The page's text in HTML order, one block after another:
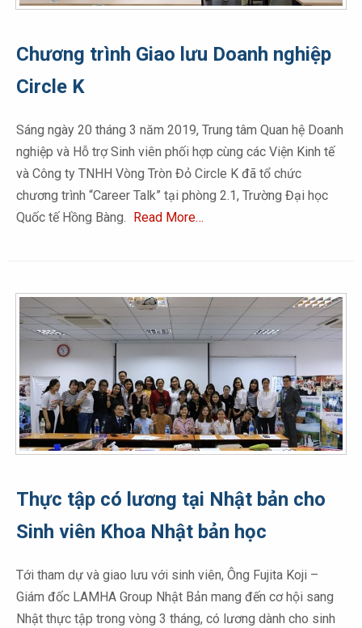
Chương trình Giao lưu Doanh nghiệp
Circle K
Sáng ngày 20 tháng 3 năm 2019, Trung tâm Quan hệ Doanh
nghiệp và Hỗ trợ Sinh viên phối hợp cùng các Viện Kinh tế
và Công ty TNHH Vòng Tròn Đỏ Circle K đã tổ chức
chương trình “Career Talk” tại phòng 2.1, Trường Đại học
Quốc tế Hồng Bàng. Read More…
Thực tập có lương tại Nhật bản cho
Sinh viên Khoa Nhật bản học
Tới tham dự và giao lưu với sinh viên, Ông Fujita Koji –
Giám đốc LAMHA Group Nhật Bản mang đến cơ hội sang
Nhật thực tập trong vòng 3 tháng, có lương dành cho sinh